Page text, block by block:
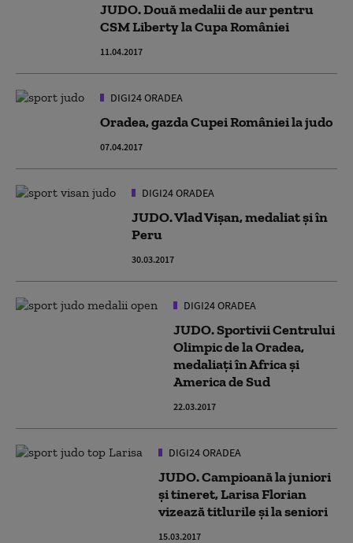
JUDO. Două medalii de aur pentru
CSM Liberty la Cupa României
11.04.2017
DIGI24 ORADEA
Oradea, gazda Cupei României la judo
07.04.2017
DIGI24 ORADEA
JUDO. Vlad Vişan, medaliat şi în
Peru
30.03.2017
DIGI24 ORADEA
JUDO. Sportivii Centrului
Olimpic de la Oradea,
medaliaţi în Africa şi
America de Sud
22.03.2017
DIGI24 ORADEA
JUDO. Campioană la juniori
şi tineret, Larisa Florian
vizează titlurile şi la seniori
15.03.2017